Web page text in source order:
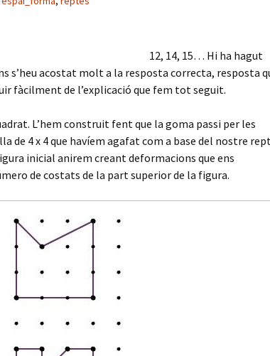
12, 14, 15… Hi ha hagut
s’heu acostat molt a la resposta correcta, resposta
fàcilment de l’explicació que fem tot seguit.
L’hem construit fent que la goma passi per les
de 4 x 4 que havíem agafat com a base del nostre
inicial anirem creant deformacions que ens
de costats de la part superior de la figura.